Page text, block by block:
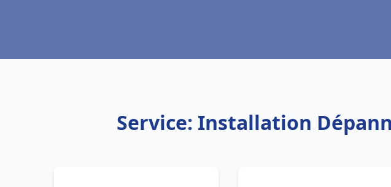
Service: Installation